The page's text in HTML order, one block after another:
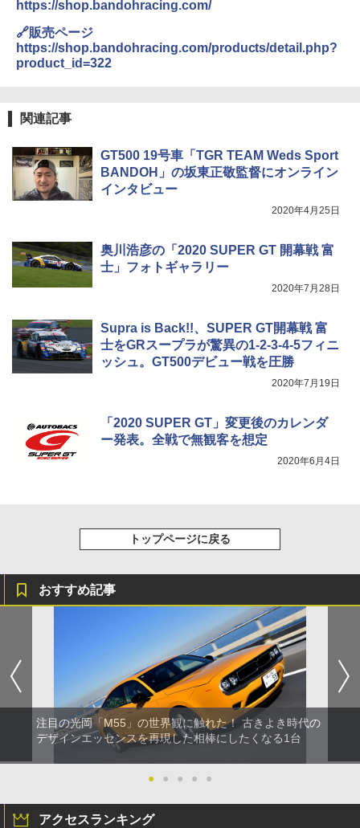
https://shop.bandohracing.com/
🔗販売ページ
https://shop.bandohracing.com/products/detail.php?
product_id=322
関連記事
GT500 19号車「TGR TEAM Weds Sport
BANDOH」の坂東正敬監督にオンライン
インタビュー
2020年4月25日
奥川浩彦の「2020 SUPER GT 開幕戦 富
士」フォトギャラリー
2020年7月28日
Supra is Back!!、SUPER GT開幕戦 富
士をGRスープラが驚異の1-2-3-4-5フィニ
ッシュ。GT500デビュー戦を圧勝
2020年7月19日
「2020 SUPER GT」変更後のカレンダ
ー発表。全戦で無観客を想定
2020年6月4日
トップページに戻る
おすすめ記事
注目の光岡「M55」の世界観に触れた！ 古きよき時代の
デザインエッセンスを再現した相棒にしたくなる1台
● ● ● ● ●
アクセスランキング